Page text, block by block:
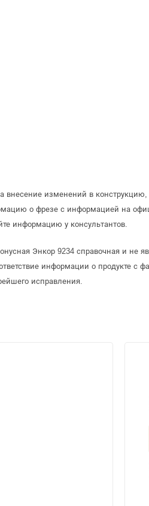
внесение изменений в
о фрезе с информацией на
информацию у консультантов.
Энкор 9234 справочная и не
информации о продукте с
исправления.